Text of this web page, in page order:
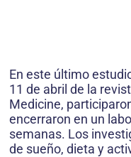
En este último
11 de abril de la
Medicine,
encerraron en un
semanas. Los
de sueño, dieta y